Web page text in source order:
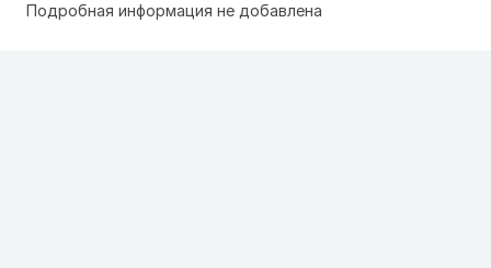
Подробная информация не добавлена